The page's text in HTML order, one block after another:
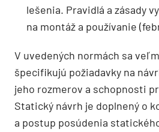
lešenia. Pravidlá a zásady
na montáž a používanie
V uvedených normách sa
špecifikujú požiadavky na
jeho rozmerov a schopnosti
Statický návrh je doplnený o
a postup posúdenia